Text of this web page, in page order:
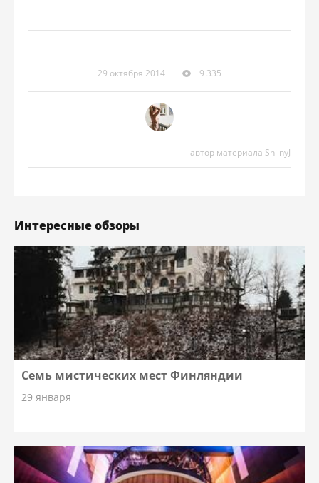
29 октября 2014 9 335
автор материала ShilnyJ
Интересные обзоры
Семь мистических мест Финляндии
29 января